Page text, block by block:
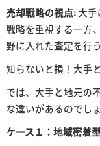
売却戦略の視点:大手
戦略を重視する一方
野に入れた査定を行
知らないと損！大手
では、大手と地元の
な違いがあるのでし
ケース１：地域密着